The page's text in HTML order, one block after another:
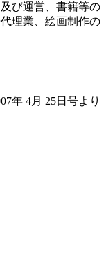
び運営、書籍等の
理業、絵画制作の
年 4月 25日号より